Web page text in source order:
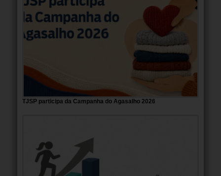
TJSP participa da Campanha do Agasalho 2026